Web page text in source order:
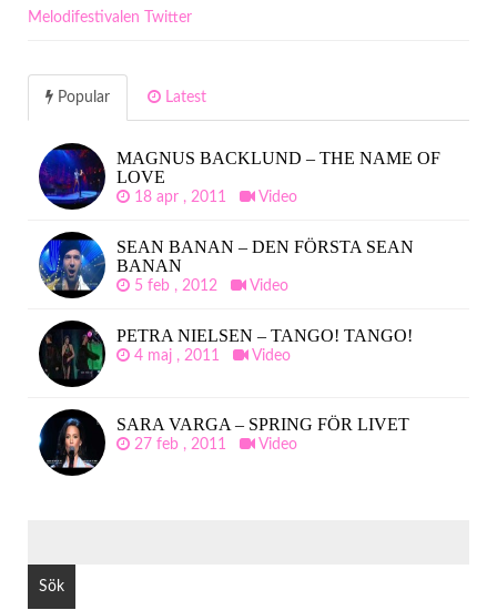
Melodifestivalen Twitter
Popular Latest
MAGNUS BACKLUND – THE NAME OF
LOVE
18 apr , 2011 Video
SEAN BANAN – DEN FÖRSTA SEAN
BANAN
5 feb , 2012 Video
PETRA NIELSEN – TANGO! TANGO!
4 maj , 2011 Video
SARA VARGA – SPRING FÖR LIVET
27 feb , 2011 Video